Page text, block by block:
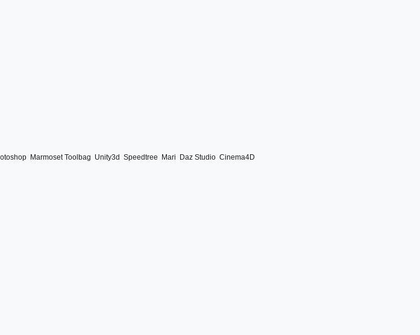
Marmoset Toolbag Unity3d Speedtree Mari Daz Studio Cinema4D